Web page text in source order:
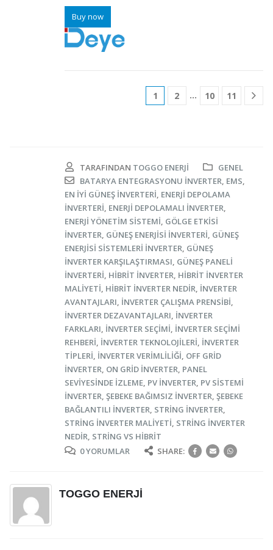
Buy now
1 2 … 10 11
TARAFINDAN TOGGO ENERJI
GENEL
BATARYA ENTEGRASYONU INVERTER, EMS,
EN IYI GÜNEŞ INVERTERI, ENERJI DEPOLAMA
INVERTERI, ENERJI DEPOLAMALI INVERTER,
ENERJI YÖNETIM SISTEMI, GÖLGE ETKISI
INVERTER, GÜNEŞ ENERJISI INVERTERI, GÜNEŞ
ENERJISI SISTEMLERI INVERTER, GÜNEŞ
INVERTER KARŞILAŞTIRMASI, GÜNEŞ PANELI
INVERTERI, HIBRIT INVERTER, HIBRIT INVERTER
MALIYETI, HIBRIT INVERTER NEDIR, INVERTER
AVANTAJLARI, INVERTER ÇALIŞMA PRENSIBI,
INVERTER DEZAVANTAJLARI, INVERTER
FARKLARI, INVERTER SEÇIMI, INVERTER SEÇIMI
REHBERI, INVERTER TEKNOLOJILERI, INVERTER
TIPLERI, INVERTER VERIMLILIĞI, OFF GRID
INVERTER, ON GRID INVERTER, PANEL
SEVIYESINDE IZLEME, PV INVERTER, PV SISTEMI
INVERTER, ŞEBEKE BAĞIMSIZ INVERTER, ŞEBEKE
BAĞLANTILI INVERTER, STRING INVERTER,
STRING INVERTER MALIYETI, STRING INVERTER
NEDIR, STRING VS HIBRIT
0 YORUMLAR
SHARE:
TOGGO ENERJI